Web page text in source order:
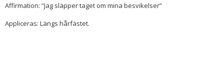
Affirmation: ”Jag släpper taget om mina besvikelser”
Appliceras: Längs hårfästet.